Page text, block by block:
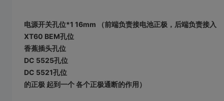
电源开关孔位*1 16mm （前端负责接电池正极，后端负责接入
XT60 BEM孔位
香蕉插头孔位
DC 5525孔位
DC 5521孔位
的正极 起到一个 各个正极通断的作用）